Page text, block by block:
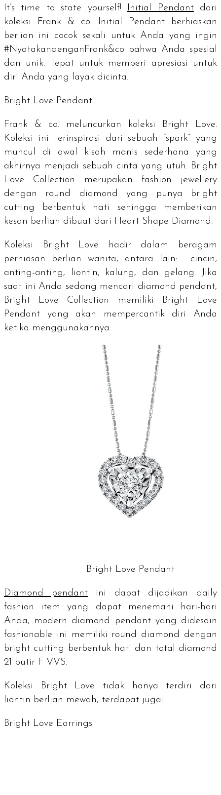
It’s time to state yourself! Initial Pendantdari
koleksi Frank & co. Initial Pendant berhiaskan
berlian ini cocok sekali untuk Anda yang ingin
#NyatakandenganFrank&co bahwa Anda spesial
dan unik. Tepat untuk memberi apresiasi untuk
diri Anda yang layak dicinta.
Bright Love Pendant
Frank & co. meluncurkan koleksi Bright Love.
Koleksi ini terinspirasi dari sebuah “spark”yang
muncul di awal kisah manis sederhana yang
akhirnya menjadi sebuah cinta yang utuh. Bright
Love Collection
merupakan fashion jewellery
dengan round diamond yang punya bright
cutting berbentuk hati sehingga memberikan
kesan berlian dibuat dari Heart Shape Diamond.
Koleksi Bright Love hadir dalam beragam
perhiasan berlian wanita, antara lain: cincin,
anting-anting, liontin, kalung, dan gelang. Jika
saat ini Anda sedang mencari diamond pendant,
Bright Love Collection
memiliki
Bright Love
Pendant yang akan mempercantik diri Anda
ketika menggunakannya.
Bright Love Pendant
Diamond pendantini dapat dijadikan daily
fashion item
yang dapat menemani hari-hari
Anda, modern diamond pendantyang didesain
fashionable ini memiliki round diamond dengan
bright cutting berbentuk hati dan total diamond
21 butir F VVS.
Koleksi Bright Love tidak hanya terdiri dari
liontin berlian mewah, terdapat juga:
Bright Love Earrings